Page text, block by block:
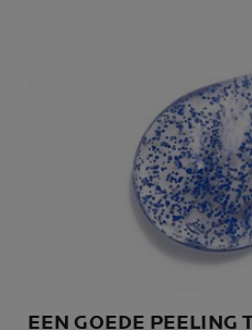
EEN GOEDE PEELING